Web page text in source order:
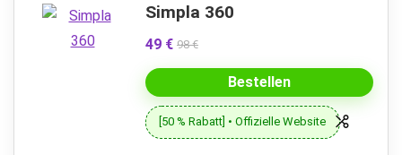
Simpla 360
49 € 98 €
Bestellen
[50 % Rabatt] • Offizielle Website